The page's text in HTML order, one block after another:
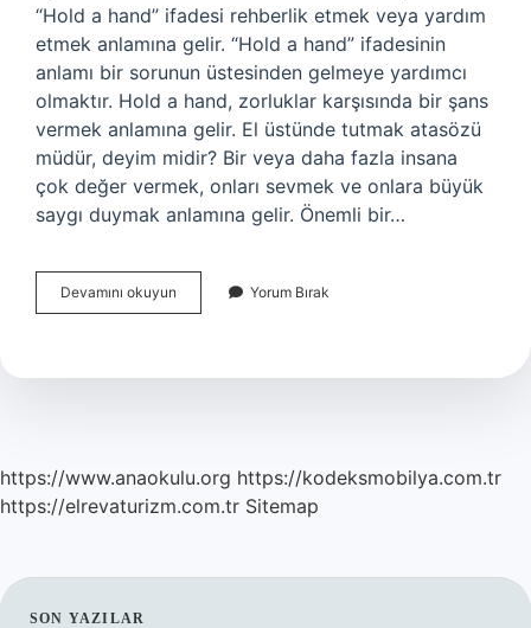
“Hold a hand” ifadesi rehberlik etmek veya yardım
etmek anlamına gelir. “Hold a hand” ifadesinin
anlamı bir sorunun üstesinden gelmeye yardımcı
olmaktır. Hold a hand, zorluklar karşısında bir şans
vermek anlamına gelir. El üstünde tutmak atasözü
müdür, deyim midir? Bir veya daha fazla insana
çok değer vermek, onları sevmek ve onlara büyük
saygı duymak anlamına gelir. Önemli bir…
Devamını okuyun
Çabuk
Mü
Yorum Bırak
https://www.anaokulu.org https://kodeksmobilya.com.tr
https://elrevaturizm.com.tr Sitemap
SON YAZILAR